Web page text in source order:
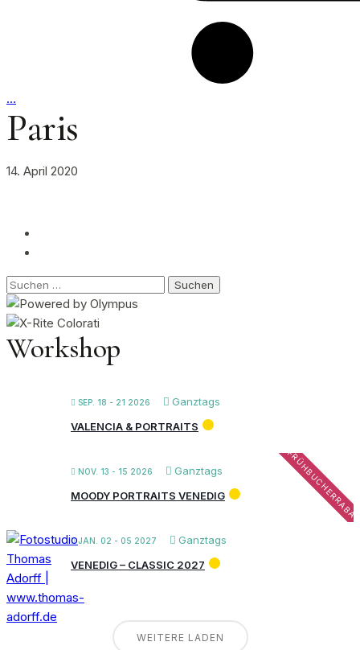
…
Paris
14. April 2020
Suchen
nach:
Workshop
SEP. 18 - 21 2026
Ganztags
VALENCIA & PORTRAITS
NOV. 13 - 15 2026 Ganztags
MOODY PORTRAITS VENEDIG
JAN. 02 - 05 2027
Ganztags
VENEDIG – CLASSIC 2027
WEITERE LADEN